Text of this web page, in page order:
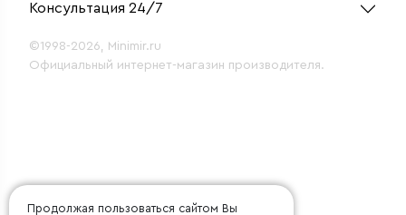
Консультация 24/7
©1998-2026, Minimir.ru
Официальный интернет-магазин производителя.
Продолжая пользоваться сайтом Вы